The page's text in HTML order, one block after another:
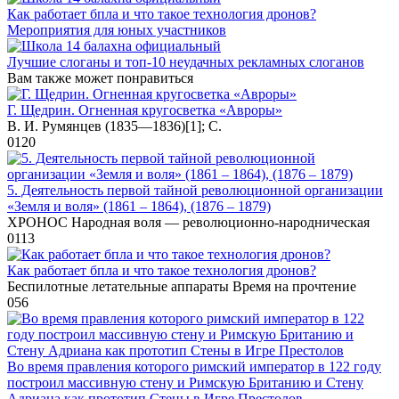
Как работает бпла и что такое технология дронов?
Мероприятия для юных участников
Лучшие слоганы и топ-10 неудачных рекламных слоганов
Вам также может понравиться
Г. Щедрин. Огненная кругосветка «Авроры»
В. И. Румянцев (1835—1836)[1]; С.
0120
5. Деятельность первой тайной революционной организации
«Земля и воля» (1861 – 1864), (1876 – 1879)
XPOHOC Народная воля — революционно-народническая
0113
Как работает бпла и что такое технология дронов?
Беспилотные летательные аппараты Время на прочтение
056
Во время правления которого римский император в 122 году
построил массивную стену и Римскую Британию и Стену